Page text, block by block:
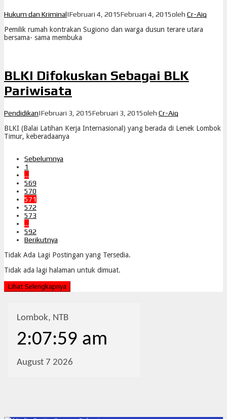
Hukum dan Kriminal|Februari 4, 2015Februari 4, 2015oleh Cr-Aiq
Pemilik rumah kontrakan Sugiono dan warga dusun terare utara
bersama- sama membuka
BLKI Difokuskan Sebagai BLK
Pariwisata
Pendidikan|Februari 3, 2015Februari 3, 2015oleh Cr-Aiq
BLKI (Balai Latihan Kerja Internasional) yang berada di Lenek Lombok
Timur, keberadaanya
Sebelumnya
1
…
569
570
571
572
573
…
592
Berikutnya
Tidak Ada Lagi Postingan yang Tersedia.
Tidak ada lagi halaman untuk dimuat.
Lihat Selengkapnya